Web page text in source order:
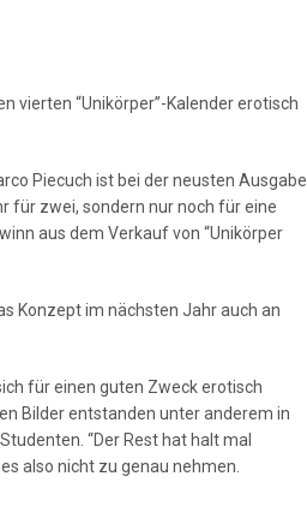
vierten “Unikörper”-Kalender erotisch
Piecuch ist bei der neusten Ausgabe
für zwei, sondern nur noch für eine
aus dem Verkauf von “Unikörper
Konzept im nächsten Jahr auch an
für einen guten Zweck erotisch
Bilder entstanden unter anderem in
“Der Rest hat halt mal
also nicht zu genau nehmen.